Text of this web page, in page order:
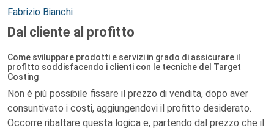
Autori:
Fabrizio Bianchi
Dal cliente al profitto
Come sviluppare prodotti e servizi in grado di assicurare il
profitto soddisfacendo i clienti con le tecniche del Target
Costing
Non è più possibile fissare il prezzo di vendita, dopo aver
consuntivato i costi, aggiungendovi il profitto desiderato.
Occorre ribaltare questa logica e, partendo dal prezzo che il